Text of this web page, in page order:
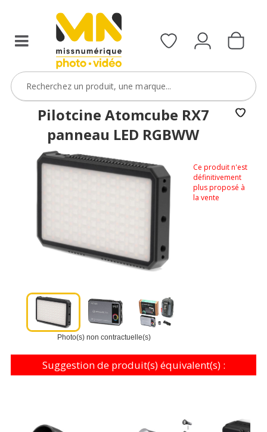
Pilotcine Atomcube RX7
panneau LED RGBWW
Photo(s) non contractuelle(s)
Ce produit n'est
définitivement
plus proposé à
la vente
Suggestion de produit(s) équivalent(s) :